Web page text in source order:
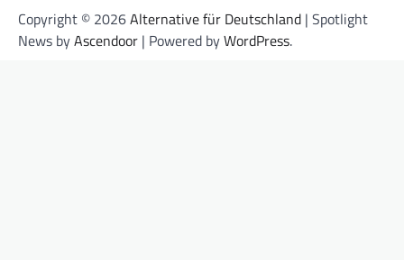
Copyright © 2026Alternative für Deutschland | Spotlight
News byAscendoor | Powered byWordPress.